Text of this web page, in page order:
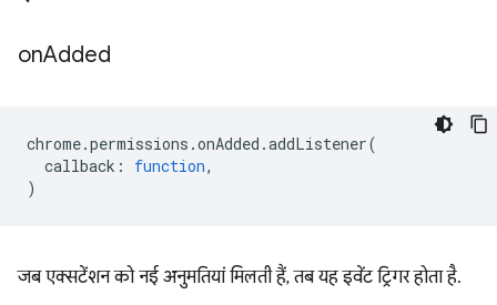
onAdded
chrome.permissions .onAdded .addListener(
callback : function,
)
जब एक्सटेंशन को नई अनुमतियां मिलती हैं, तब यह इवेंट ट्रिगर होता है.